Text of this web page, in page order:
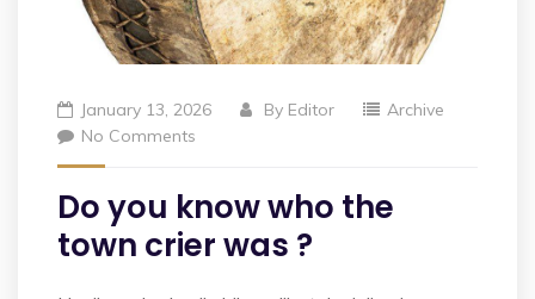
January 13, 2026 By Editor
Archive
No Comments
Do you know who the
town crier was ?